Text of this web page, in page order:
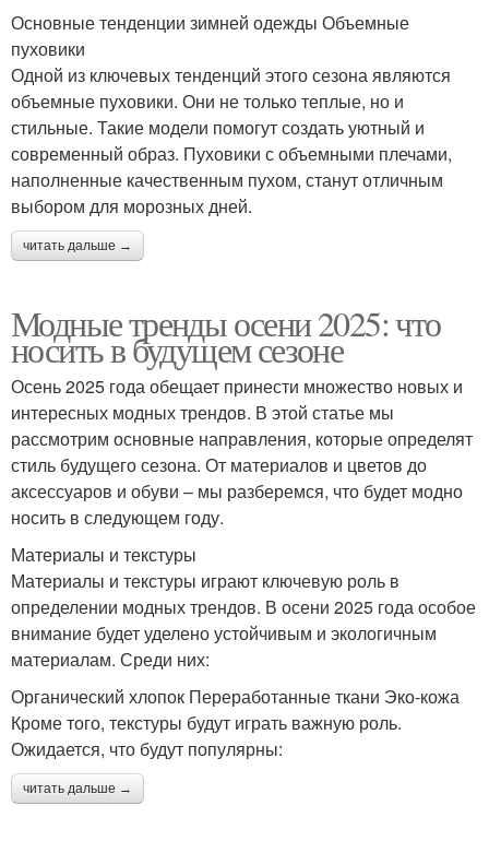
Основные тенденции зимней одежды Объемные
пуховики
Одной из ключевых тенденций этого сезона являются
объемные пуховики. Они не только теплые, но и
стильные. Такие модели помогут создать уютный и
современный образ. Пуховики с объемными плечами,
наполненные качественным пухом, станут отличным
выбором для морозных дней.
читать дальше →
Модные тренды осени 2025: что
носить в будущем сезоне
Осень 2025 года обещает принести множество новых и
интересных модных трендов. В этой статье мы
рассмотрим основные направления, которые определят
стиль будущего сезона. От материалов и цветов до
аксессуаров и обуви – мы разберемся, что будет модно
носить в следующем году.
Материалы и текстуры
Материалы и текстуры играют ключевую роль в
определении модных трендов. В осени 2025 года особое
внимание будет уделено устойчивым и экологичным
материалам. Среди них:
Органический хлопок Переработанные ткани Эко-кожа
Кроме того, текстуры будут играть важную роль.
Ожидается, что будут популярны:
читать дальше →